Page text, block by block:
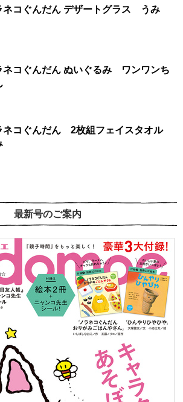
ノラネコぐんだん デザートグラス うみ
ネコぐんだん ぬいぐるみ ワンワンち
ネコぐんだん 2枚組フェイスタオル
最新号のご案内